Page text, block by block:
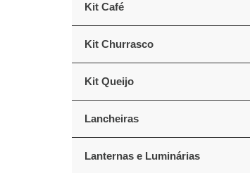
Kit Café
Kit Churrasco
Kit Queijo
Lancheiras
Lanternas e Luminárias